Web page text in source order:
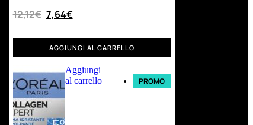
12,12€ 7,64€
AGGIUNGI AL CARRELLO
Aggiungi
al carrello
PROMO